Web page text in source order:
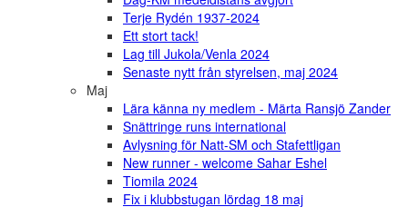
Terje Rydén 1937-2024
Ett stort tack!
Lag till Jukola/Venla 2024
Senaste nytt från styrelsen, maj 2024
Maj
Lära känna ny medlem - Märta Ransjö Zander
Snättringe runs international
Avlysning för Natt-SM och Stafettligan
New runner - welcome Sahar Eshel
Tiomila 2024
Fix i klubbstugan lördag 18 maj